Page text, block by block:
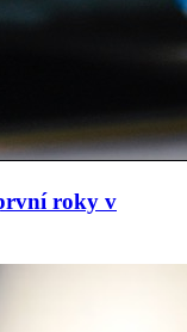
roky v